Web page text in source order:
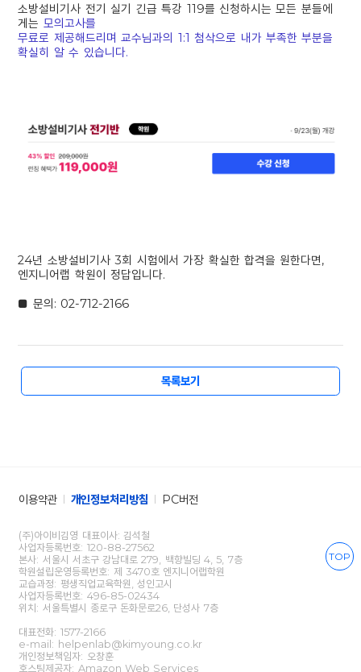
TOP
소방설비기사 전기 실기 긴급 특강 119를 신청하시는 모든 분들에
게는 모의고사를
무료로 제공해드리며 교수님과의 1:1 첨삭으로 내가 부족한 부분을
확실히 알 수 있습니다.
24년 소방설비기사 3회 시험에서가장 확실한 합격을 원한다면,
엔지니어랩 학원이 정답입니다.
■ 문의: 02-712-2166
목록보기
이용약관 개인정보처리방침 PC버전
(주)아이비김영 대표이사: 김석철
사업자등록번호: 120-88-27562
본사: 서울시 서초구 강남대로 279, 백향빌딩 4, 5, 7층
학원설립운영등록번호: 제 3470호 엔지니어랩학원
교습과정: 평생직업교육학원, 성인고시
사업자등록번호: 496-85-02434
위치: 서울특별시 종로구 돈화문로26, 단성사 7층
대표전화: 1577-2166
e-mail: helpenlab@kimyoung.co.kr
개인정보책임자: 오창훈
호스팅제공자: Amazon Web Services